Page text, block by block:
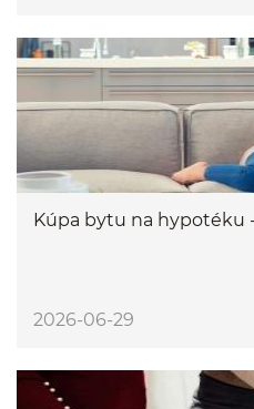
Kúpa bytu na hypotéku
2026-06-29